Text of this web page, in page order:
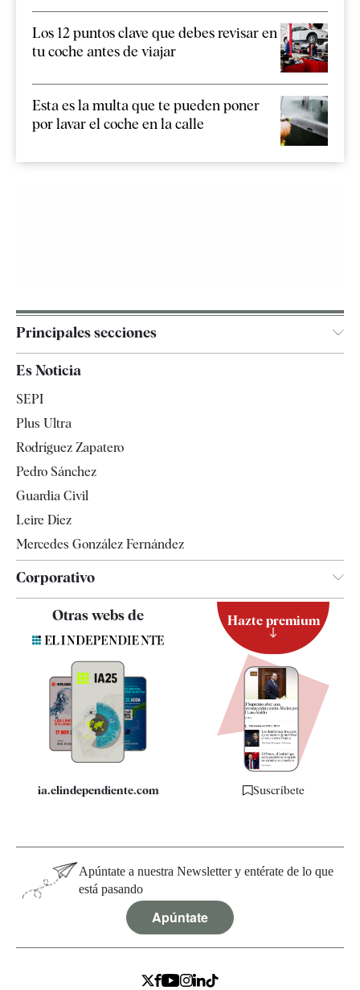
Los 12 puntos clave que debes revisar en
tu coche antes de viajar
Esta es la multa que te pueden poner
por lavar el coche en la calle
Principales secciones
España
Televisión
Es Noticia
SEPI
Plus Ultra
Rodríguez Zapatero
Pedro Sánchez
Guardia Civil
Leire Díez
Mercedes González Fernández
Corporativo
Contacto
Quiénes somos
Especificaciones
Otras webs de
ia.elindependiente.com
Hazte premium
Suscríbete
Apúntate a nuestra Newsletter y entérate de lo que
está pasando
Apúntate